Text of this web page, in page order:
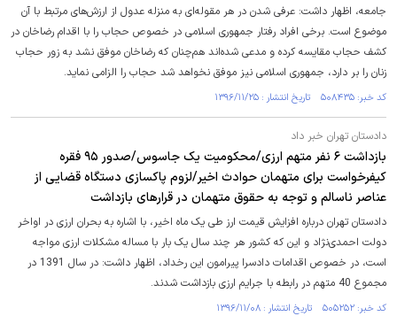
جامعه، اظهار داشت: عرفی شدن در هر مقوله‌ای به منزله عدول از ارزش‌های مرتبط با آن
موضوع است. برخی افراد رفتار جمهوری اسلامی در خصوص حجاب را با اقدام رضاخان در
کشف حجاب مقایسه کرده و مدعی شده‌اند هم‌چنان که رضاخان موفق نشد به زور حجاب
زنان را بر دارد، جمهوری اسلامی نیز موفق نخواهد شد حجاب را الزامی نماید.
کد خبر: ۵۰۸۴۳۵ تاریخ انتشار : ۱۳۹۶/۱۱/۲۵
دادستان تهران خبر داد
بازداشت ۶ نفر متهم ارزی/محکومیت یک جاسوس/صدور ۹۵ فقره
کیفرخواست برای متهمان حوادث اخیر/لزوم پاکسازی دستگاه قضایی از
عناصر ناسالم و توجه به حقوق متهمان در قرارهای بازداشت
دادستان تهران درباره افزایش قیمت ارز طی یک ماه اخیر، با اشاره به بحران ارزی در اواخر
دولت احمدی‌نژاد و این که کشور هر چند سال یک بار با مساله مشکلات ارزی مواجه
است، در خصوص اقدامات دادسرا پیرامون این رخداد، اظهار داشت: در سال 1391 در
مجموع 40 متهم در رابطه با جرایم ارزی بازداشت شدند.
کد خبر: ۵۰۵۲۵۲ تاریخ انتشار : ۱۳۹۶/۱۱/۰۸